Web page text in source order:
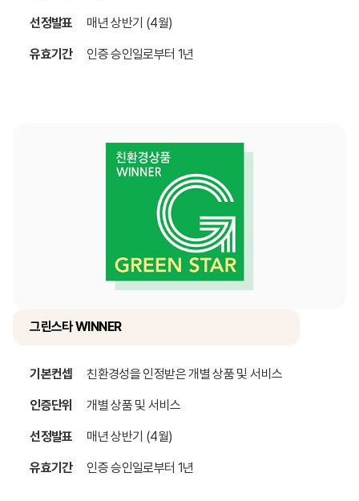
선정발표 매년 상반기 (4월)
유효기간 인증 승인일로부터 1년
그린스타 WINNER
기본컨셉 친환경성을 인정받은 개별 상품 및 서비스
인증단위 개별 상품 및 서비스
선정발표 매년 상반기 (4월)
유효기간 인증 승인일로부터 1년